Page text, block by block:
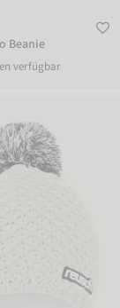
Beanie
verfügbar